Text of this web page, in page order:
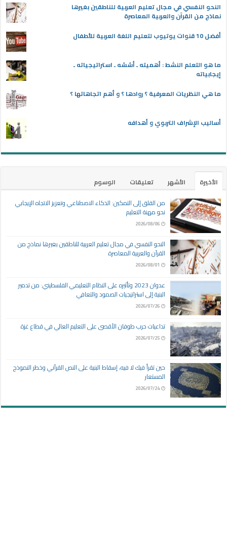
النحو النفسي في مجال تعليم العربية للناطقين بغيرها
نماذج من القرآن والعربية المعاصرة
أفضل 10 قنوات يوتيوب لتعليم اللغة العربية للأطفال
ما هو التعلم النشط : أهميته ـ أسُسُه ـ استراتيجياته ـ
إيجابياته
ما هي النظريات المعرفية ؟ روادها ؟ و أهم اتجاهاتها ؟
أساليب الإشراف التربوي و أهدافه
الأخيرة الأشهر تعليقات
الوسوم
من القلق إلى التمكين: الذكاء الاصطناعي وتعزيز الاتجاه الإيجابي
نحو مهنة التعليم
2026/08/06
النحو النفسي في مجال تعليم العربية للناطقين بغيرها نماذج من
القرآن والعربية المعاصرة
2026/08/01
عدوان 2023 وتأثيره على النظام التعليمي الفلسطيني: من تدمير
البنية إلى استراتيجيات الصمود والتعافي
2026/07/26
تداعيات حرب طوفان الأقصى على التعليم العالي في قطاع غزة
2026/07/25
حين تقرأ فيك لا فيه، إسقاط البنية على النص القرآني وخطر النموذج
المستعار
2026/07/24